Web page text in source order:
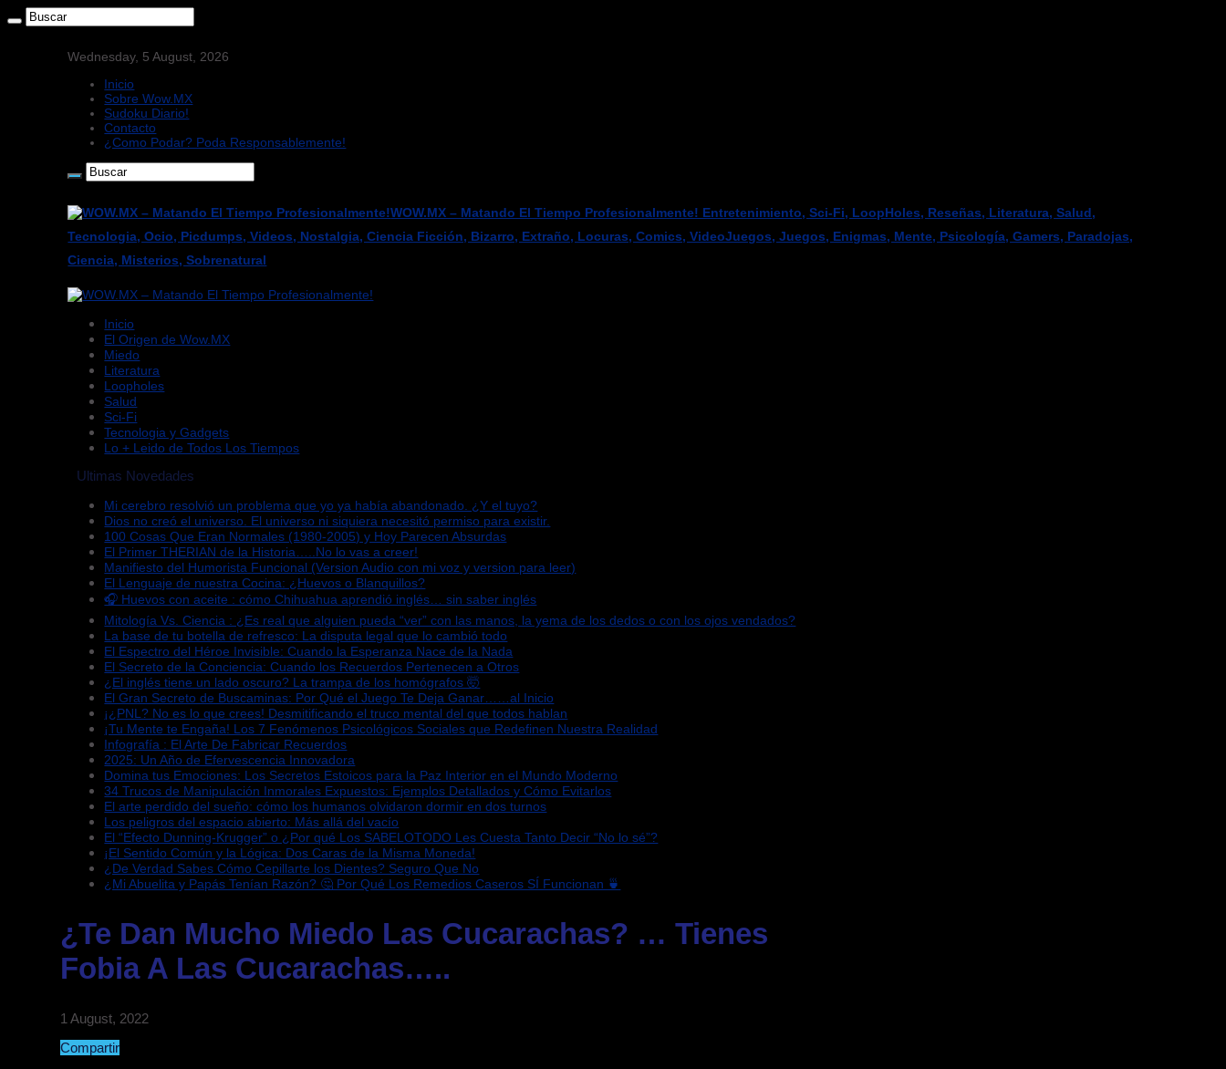
Wednesday, 5 August, 2026
Inicio
Sobre Wow.MX
Sudoku Diario!
Contacto
¿Como Podar? Poda Responsablemente!
WOW.MX – Matando El Tiempo Profesionalmente! Entretenimiento, Sci-Fi, LoopHoles, Reseñas, Literatura, Salud,
Tecnologia, Ocio, Picdumps, Videos, Nostalgia, Ciencia Ficción, Bizarro, Extraño, Locuras, Comics, VideoJuegos, Juegos, Enigmas, Mente, Psicología, Gamers, Paradojas,
Ciencia, Misterios, Sobrenatural
Inicio
El Origen de Wow.MX
Miedo
Literatura
Loopholes
Salud
Sci-Fi
Tecnologia y Gadgets
Lo + Leido de Todos Los Tiempos
Ultimas Novedades
Mi cerebro resolvió un problema que yo ya había abandonado. ¿Y el tuyo?
Dios no creó el universo. El universo ni siquiera necesitó permiso para existir.
100 Cosas Que Eran Normales (1980-2005) y Hoy Parecen Absurdas
El Primer THERIAN de la Historia…..No lo vas a creer!
Manifiesto del Humorista Funcional (Version Audio con mi voz y version para leer)
El Lenguaje de nuestra Cocina: ¿Huevos o Blanquillos?
🎧 Huevos con aceite : cómo Chihuahua aprendió inglés… sin saber inglés
Mitología Vs. Ciencia : ¿Es real que alguien pueda “ver” con las manos, la yema de los dedos o con los ojos vendados?
La base de tu botella de refresco: La disputa legal que lo cambió todo
El Espectro del Héroe Invisible: Cuando la Esperanza Nace de la Nada
El Secreto de la Conciencia: Cuando los Recuerdos Pertenecen a Otros
¿El inglés tiene un lado oscuro? La trampa de los homógrafos 🤯
El Gran Secreto de Buscaminas: Por Qué el Juego Te Deja Ganar……al Inicio
¡¿PNL? No es lo que crees! Desmitificando el truco mental del que todos hablan
¡Tu Mente te Engaña! Los 7 Fenómenos Psicológicos Sociales que Redefinen Nuestra Realidad
Infografía : El Arte De Fabricar Recuerdos
2025: Un Año de Efervescencia Innovadora
Domina tus Emociones: Los Secretos Estoicos para la Paz Interior en el Mundo Moderno
34 Trucos de Manipulación Inmorales Expuestos: Ejemplos Detallados y Cómo Evitarlos
El arte perdido del sueño: cómo los humanos olvidaron dormir en dos turnos
Los peligros del espacio abierto: Más allá del vacío
El “Efecto Dunning-Krugger” o ¿Por qué Los SABELOTODO Les Cuesta Tanto Decir “No lo sé”?
¡El Sentido Común y la Lógica: Dos Caras de la Misma Moneda!
¿De Verdad Sabes Cómo Cepillarte los Dientes? Seguro Que No
¿Mi Abuelita y Papás Tenían Razón? 🤔 Por Qué Los Remedios Caseros SÍ Funcionan 🍵
¿Te Dan Mucho Miedo Las Cucarachas? … Tienes
Fobia A Las Cucarachas…..
1 August, 2022
Compartir